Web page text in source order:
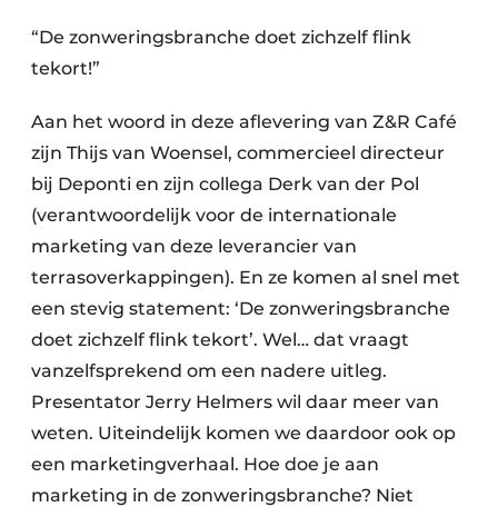
“De zonweringsbranche doet zichzelf flink
tekort!”
Aan het woord in deze aflevering van Z&R Café
zijn Thijs van Woensel, commercieel directeur
bij Deponti en zijn collega Derk van der Pol
(verantwoordelijk voor de internationale
marketing van deze leverancier van
terrasoverkappingen). En ze komen al snel met
een stevig statement: ‘De zonweringsbranche
doet zichzelf flink tekort’. Wel… dat vraagt
vanzelfsprekend om een nadere uitleg.
Presentator Jerry Helmers wil daar meer van
weten. Uiteindelijk komen we daardoor ook op
een marketingverhaal. Hoe doe je aan
marketing in de zonweringsbranche? Niet